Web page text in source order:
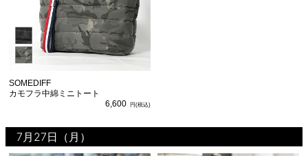
SOMEDIFF
カモフラ中綿ミニトート
6,600
7月27日（月）